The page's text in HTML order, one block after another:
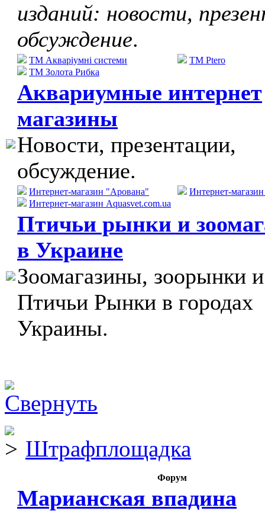
изданий: новости,
обсуждение.
ТМ Акваріумні системи
ТМ Золота Рибка
TM Ptero
Аквариумные интернет
магазины
Новости, презентации,
обсуждение.
Интернет-магазин "Арована"
Интернет-магазин Aquasvet.com.ua
Интернет-
Птичьи рынки и
в Украине
Зоомагазины, зоорынки и
Птичьи Рынки в городах
Украины.
Штрафплощадка
Форум
Марианская впадина